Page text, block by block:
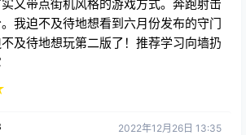
不好玩。我要退款，这游戏简直是耻
一次购物